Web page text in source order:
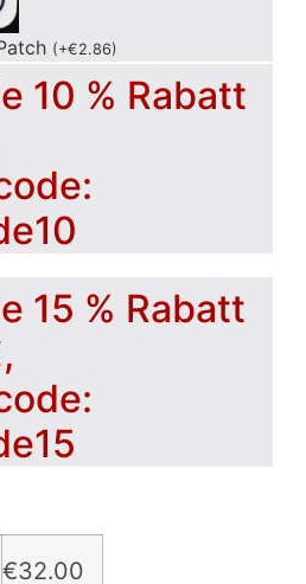
(+€2.86)
10 % Rabatt
15 % Rabatt
€32.00